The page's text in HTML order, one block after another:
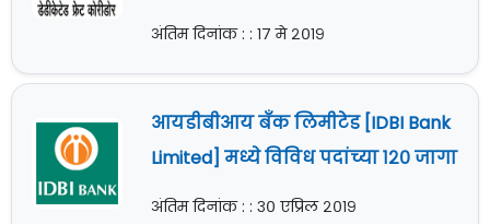
अंतिम दिनांक : : १७ मे २०१९
आयडीबीआय बँक लिमीटेड [IDBI Bank
Limited] मध्ये विविध पदांच्या १२० जागा
अंतिम दिनांक : : ३० एप्रिल २०१९